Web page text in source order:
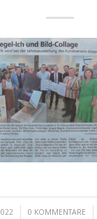
0 KOMMENTARE
/